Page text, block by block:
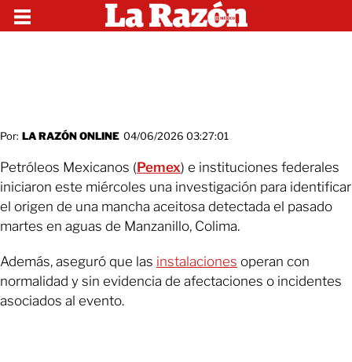
Por: LA RAZÓN ONLINE 04/06/2026 03:27:01
Petróleos Mexicanos (Pemex) e instituciones federales
iniciaron este miércoles una investigación para identificar
el origen de una mancha aceitosa detectada el pasado
martes en aguas de Manzanillo, Colima.
Además, aseguró que las instalaciones operan con
normalidad y sin evidencia de afectaciones o incidentes
asociados al evento.